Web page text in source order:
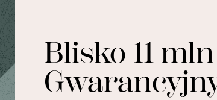
Blisko 11